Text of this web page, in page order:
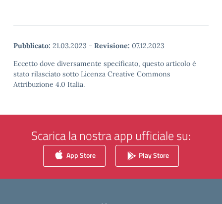
Pubblicato: 21.03.2023 - Revisione: 07.12.2023
Eccetto dove diversamente specificato, questo articolo è
stato rilasciato sotto Licenza Creative Commons
Attribuzione 4.0 Italia.
Scarica la nostra app ufficiale su:
App Store Play Store